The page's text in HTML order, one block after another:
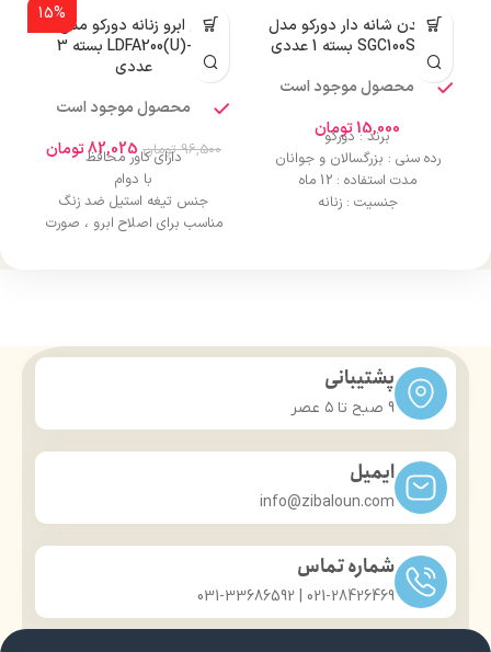
تیغ بدن شانه دار دورکو مدل
SGC100SB-1P بسته 1 عددی
محصول موجود است
15,000تومان
برند : دورکو
رده سنی : بزرگسالان و جوانان
مدت استفاده : 12 ماه
جنسیت : زنانه
15%
تیغ ابرو زنانه دورکو مدل
LDFA200(U)-3B بسته 3
عددی
محصول موجود است
96,500 تومان 82,025توماندارای کاور محافظ
با دوام
جنس تیغه استیل ضد زنگ
مناسب برای اصلاح ابرو ، صورت
پشتیبانی
9 صبح تا ۵ عصر
ایمیل
info@zibaloun.com
شماره تماس
021-28426469 | 031-33686592